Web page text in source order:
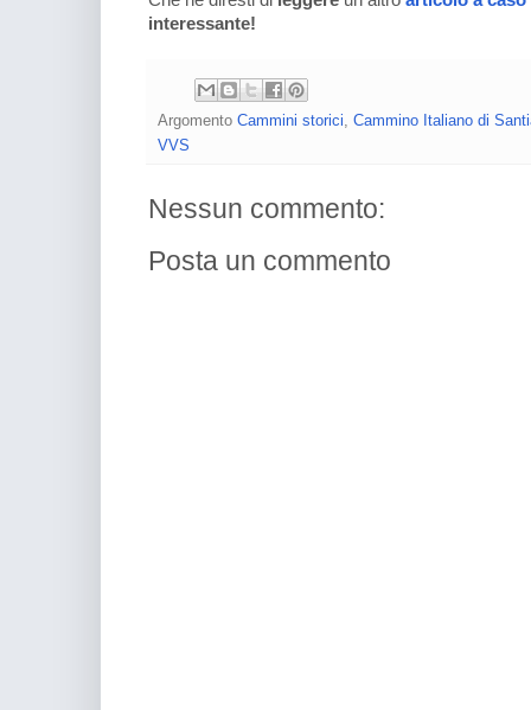
interessante!
Argomento Cammini storici Cammino Italiano di
VVS
Nessun commento:
Posta un commento